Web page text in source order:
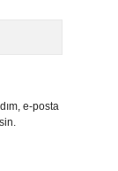
e-posta